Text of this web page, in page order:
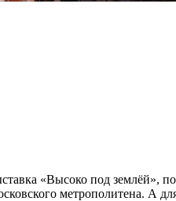
«Высоко под землёй»,
метрополитена. А